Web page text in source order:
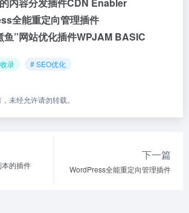
全能重定向管理插件
鱼”网站优化插件WPJAM BASIC
录 # SEO优化
未经允许请勿转载。
的插件
下一篇
WordPress全能重定向管理插件